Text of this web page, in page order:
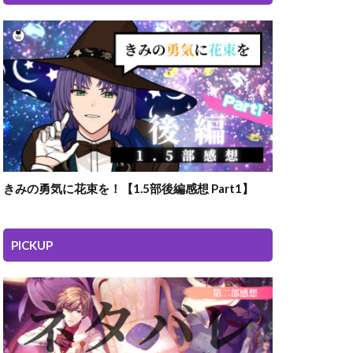
きみの勇気に花束を！【1.5部後編感想 Part1】
PICKUP